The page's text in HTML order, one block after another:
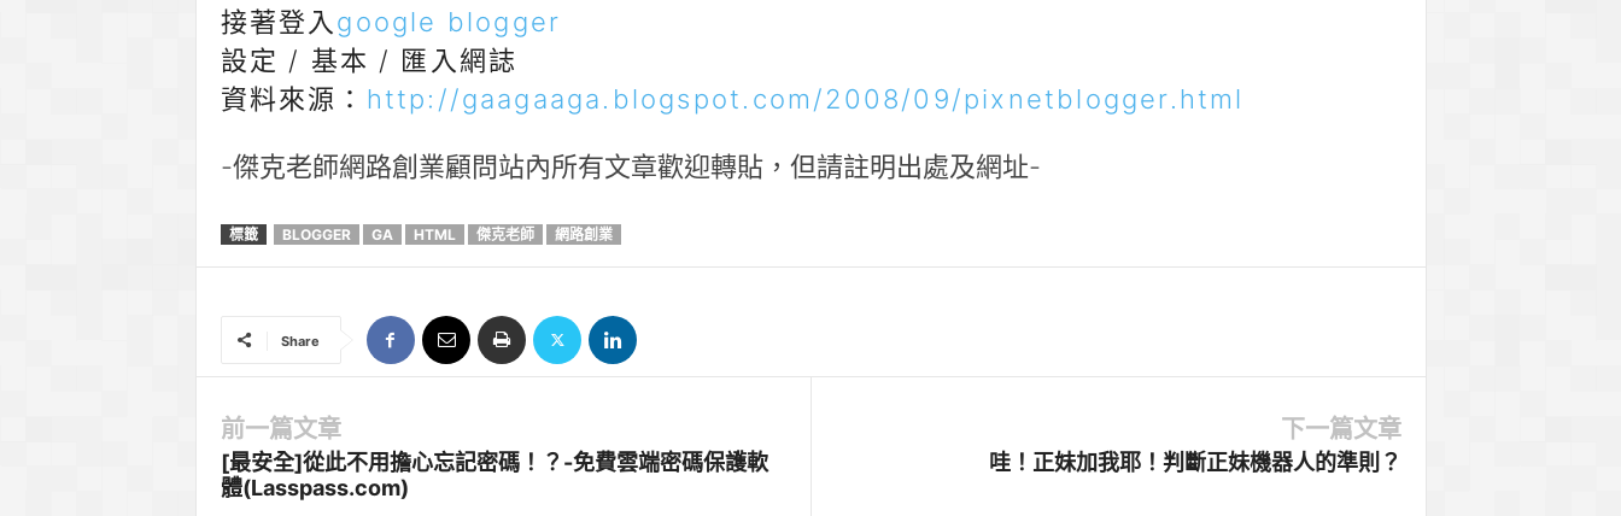
接著登入 google blogger
設定 / 基本 / 匯入網誌
資料來源： http://gaagaaga.blogspot.com/2008/09/pixnetblogger.html
-傑克老師網路創業顧問站內所有文章歡迎轉貼，但請註明出處及網址-
標籤 BLOGGER GA HTML 傑克老師 網路創業
Share
前一篇文章
[最安全]從此不用擔心忘記密碼！？-免費雲端密碼保護軟
體(Lasspass.com)
下一篇文章
哇！正妹加我耶！判斷正妹機器人的準則？